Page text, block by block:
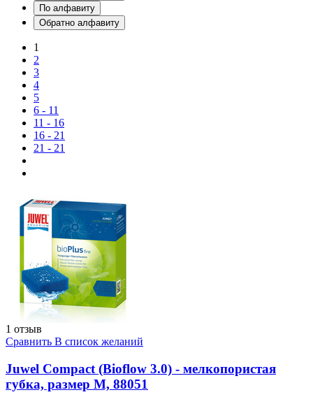
По алфавиту
Обратно алфавиту
1
2
3
4
5
6 - 11
11 - 16
16 - 21
21 - 21
1 отзыв
Сравнить В список желаний
Juwel Compact (Bioflow 3.0) - мелкопористая
губка, размер M, 88051